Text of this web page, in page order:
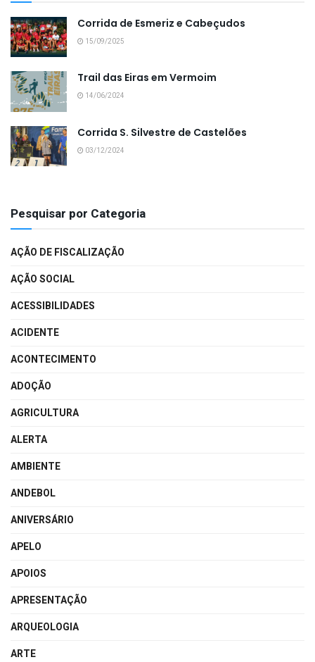
Corrida de Esmeriz e Cabeçudos
15/09/2025
Trail das Eiras em Vermoim
14/06/2024
Corrida S. Silvestre de Castelões
03/12/2024
Pesquisar por Categoria
AÇÃO DE FISCALIZAÇÃO
AÇÃO SOCIAL
ACESSIBILIDADES
ACIDENTE
ACONTECIMENTO
ADOÇÃO
AGRICULTURA
ALERTA
AMBIENTE
ANDEBOL
ANIVERSÁRIO
APELO
APOIOS
APRESENTAÇÃO
ARQUEOLOGIA
ARTE